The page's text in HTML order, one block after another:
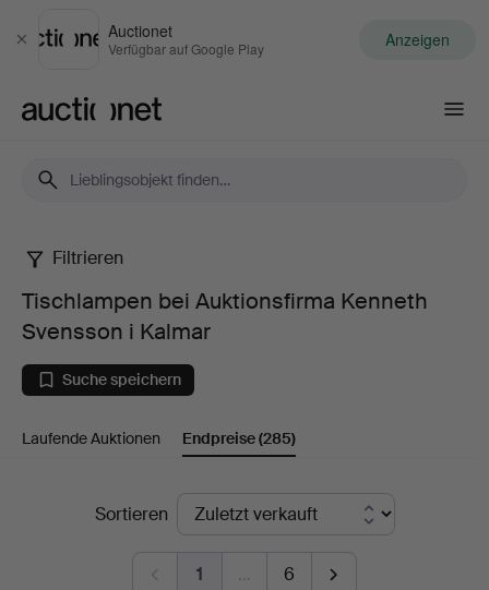
Schließen
Auctionet
Verfügbar auf Google Play Anzeigen
Tischlampen
bei
Auktionsfirma
Kenneth
Filtrieren
Tischlampen bei Auktionsfirma Kenneth
Svensson i Kalmar
Suche speichern
Laufende Auktionen Endpreise(285)
EndpreiseSortieren
1 … 6